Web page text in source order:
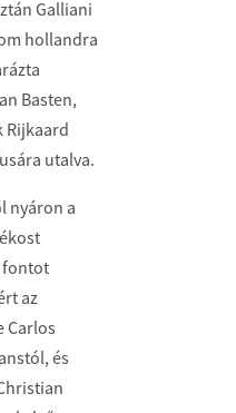
Galliani
hollandra
Basten,
Rijkaard
utalva.
nyáron a
fontot
az
Carlos
és